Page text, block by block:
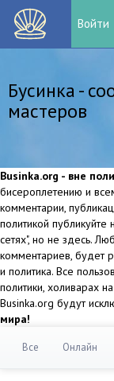
Войти
Бусинка -
мастеров
Businka.org - вне
бисероплетению и
комментарии,
политикой
сетях", но не здесь.
комментариев, будет
и политика. Все
политики, холиварах
Businka.org будут
мира!
Все Онлайн